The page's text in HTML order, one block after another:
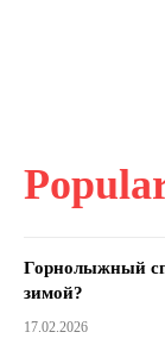
Горнолыжный
зимой?
17.02.2026